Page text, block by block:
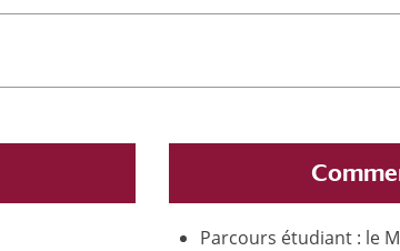
Parcours étudiant : le